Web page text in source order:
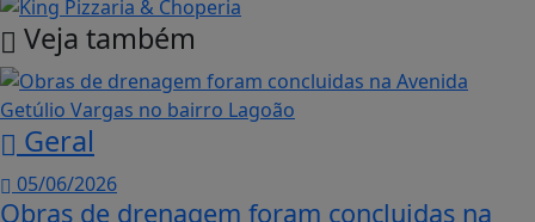
Veja também
Geral
05/06/2026
Obras de drenagem foram concluidas na